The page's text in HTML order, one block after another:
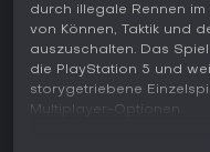
durch illegale Rennen
von Können, Taktik und
auszuschalten. Das
die PlayStation 5 und
storygetriebene
Multiplayer-Optionen.